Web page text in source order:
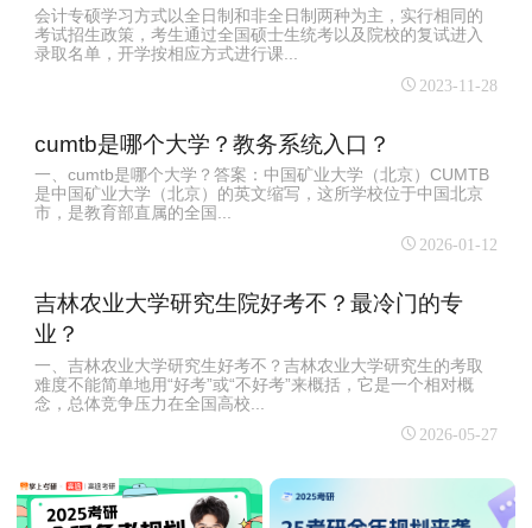
会计专硕学习方式以全日制和非全日制两种为主，实行相同的
考试招生政策，考生通过全国硕士生统考以及院校的复试进入
录取名单，开学按相应方式进行课...
2023-11-28
cumtb是哪个大学？教务系统入口？
一、cumtb是哪个大学？答案：中国矿业大学（北京）CUMTB
是中国矿业大学（北京）的英文缩写，这所学校位于中国北京
市，是教育部直属的全国...
2026-01-12
吉林农业大学研究生院好考不？最冷门的专
业？
一、吉林农业大学研究生好考不？吉林农业大学研究生的考取
难度不能简单地用“好考”或“不好考”来概括，它是一个相对概
念，‌总体竞争压力在全国高校...
2026-05-27